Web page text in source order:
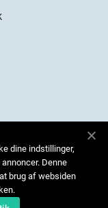
dine indstillinger,
Denne
brug af websiden